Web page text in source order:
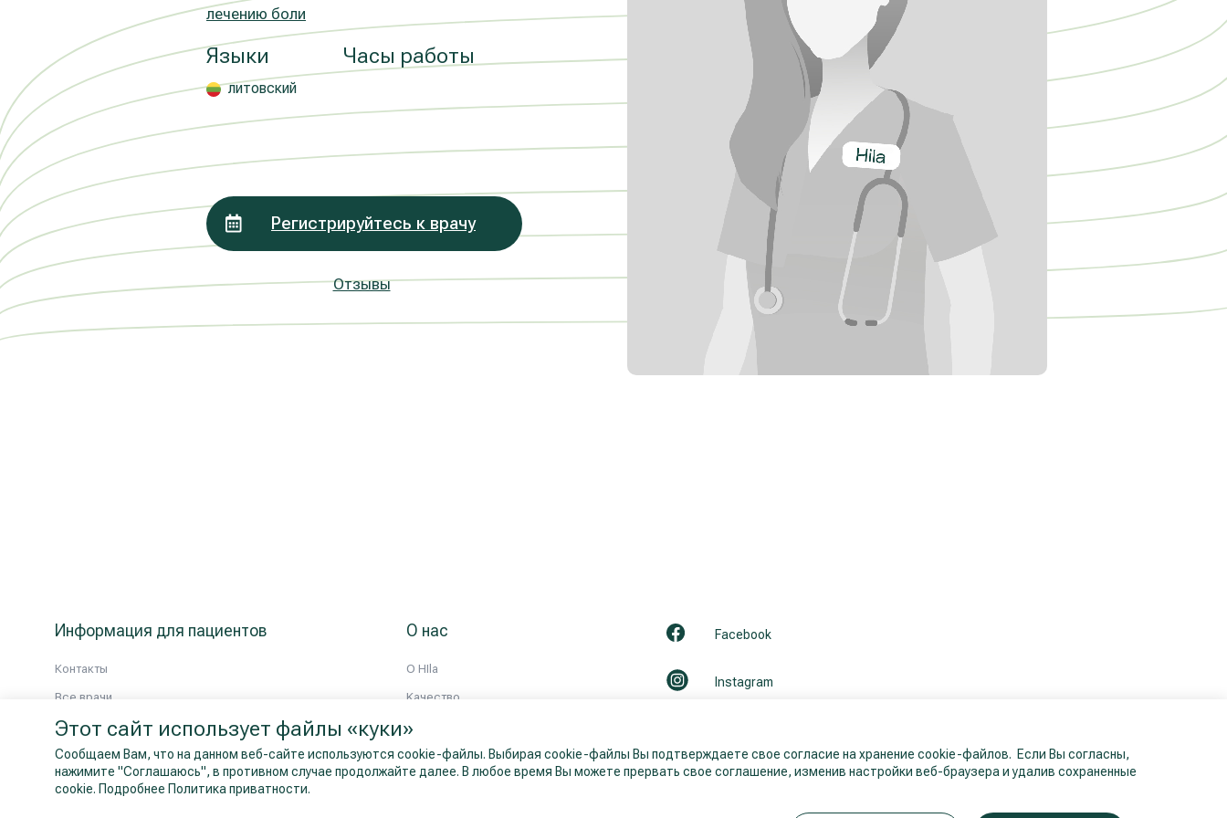
Этот сайт использует файлы «куки»
Сообщаем Вам, что на данном веб-сайте используются cookie-файлы. Выбирая cookie-файлы Вы подтверждаете свое согласие на хранение cookie-файлов. Если Вы согласны,
нажимите "Cоглашаюсь", в противном случае продолжайте далее. В любое время Вы можете прервать свое соглашение, изменив настройки веб-браузера и удалив сохраненные
cookie. Подробнее Политика приватности.
лечению боли
Языки
литовский
Часы работы
Регистрируйтесь к врачу
Отзывы
Информация для пациентов
Контакты
Все врачи
О нас
О HIla
Kачествo
История
Партнерство
Новости
Facebook
Instagram
Youtube